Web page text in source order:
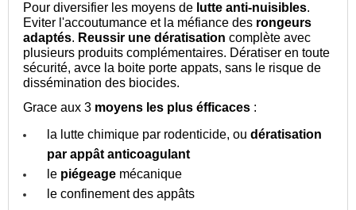
Pour diversifier les moyens de lutte anti-nuisibles.
Eviter l'accoutumance et la méfiance des rongeurs
adaptés. Reussir une dératisation complète avec
plusieurs produits complémentaires. Dératiser en toute
sécurité, avce la boite porte appats, sans le risque de
dissémination des biocides.
Grace aux 3 moyens les plus éfficaces :
la lutte chimique par rodenticide, oudératisation
par appât anticoagulant
le piégeage mécanique
le confinement des appâts